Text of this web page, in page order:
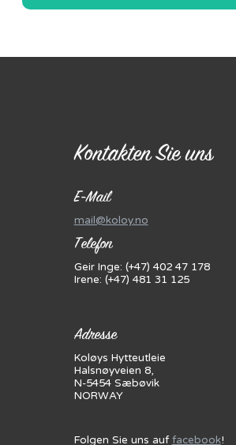
Kontakten Sie uns
E-Mail
mail@koloy.no
Telefon
Geir Inge: (+47) 402 47 178
Irene: (+47) 481 31 125
Adresse
Koløys Hytteutleie
Halsnøyveien 8,
N-5454 Sæbøvik
NORWAY
Folgen Sie uns auffacebook!